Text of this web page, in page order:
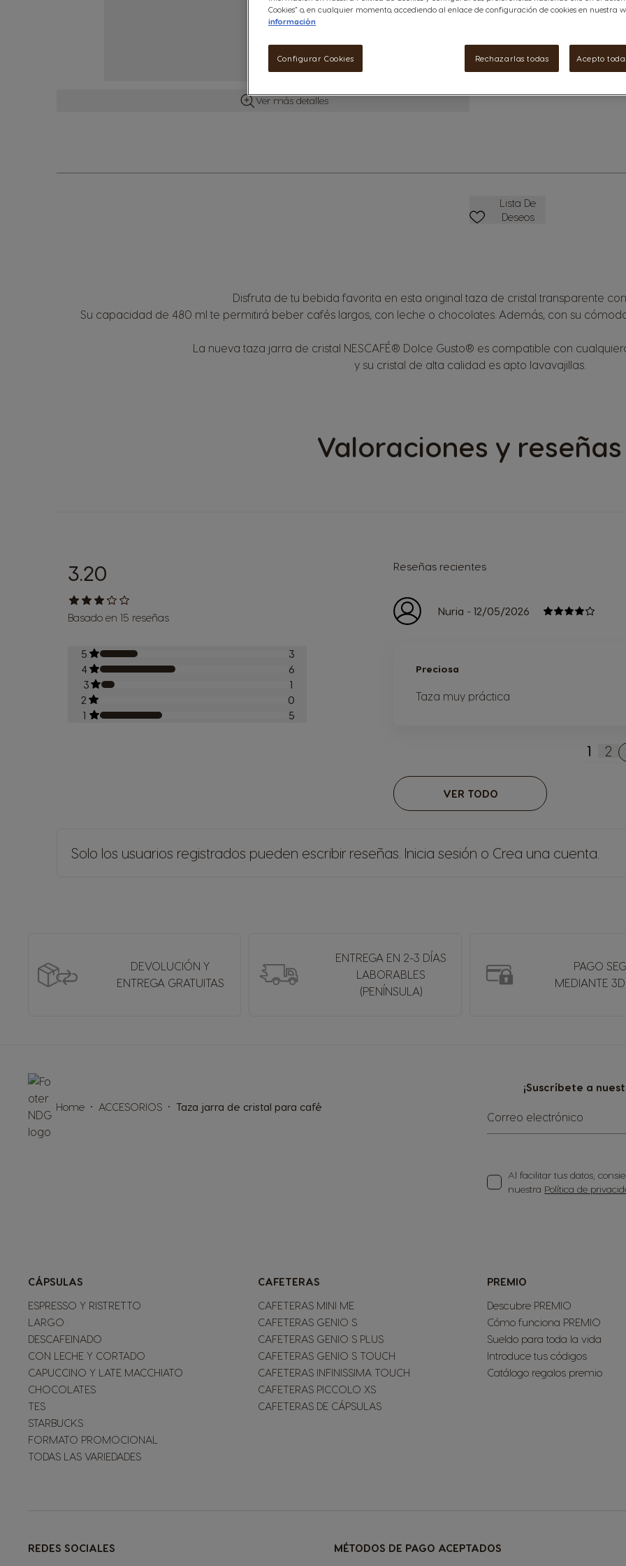
Ver más detalles
Lista De Deseos
Lista De
Deseos
Disfruta de tu bebida favorita en esta original taza de cristal transparente
Su capacidad de 480 ml te permitirá beber cafés largos, con leche o chocolates. Además, con su
La nueva taza jarra de cristal NESCAFÉ® Dolce Gusto® es compatible con
y su cristal de alta calidad es apto lavavajillas.
Valoraciones y reseñas
3.20
Basado en 15 reseñas
5
3
4
6
3
1
2
0
1
5
Reseñas recientes
Nuria - 12/05/2026
Preciosa
Taza muy práctica
1 2
VER TODO
Solo los usuarios registrados pueden escribir reseñas. Inicia sesión o Crea una cuenta
DEVOLUCIÓN Y
ENTREGA GRATUITAS
ENTREGA EN 2-3 DÍAS
LABORABLES
(PENÍNSULA)
PAGO
MEDIANTE
¡Suscríbete a
Correo electrónico
Al facilitar tus datos,
nuestra Política de
Home ACCESORIOS Taza jarra de cristal para café
CÁPSULAS
ESPRESSO Y RISTRETTO
LARGO
DESCAFEINADO
CON LECHE Y CORTADO
CAPUCCINO Y LATE MACCHIATO
CHOCOLATES
TES
STARBUCKS
FORMATO PROMOCIONAL
TODAS LAS VARIEDADES
CAFETERAS
CAFETERAS MINI ME
CAFETERAS GENIO S
CAFETERAS GENIO S PLUS
CAFETERAS GENIO S TOUCH
CAFETERAS INFINISSIMA TOUCH
CAFETERAS PICCOLO XS
CAFETERAS DE CÁPSULAS
PREMIO
Descubre PREMIO
Cómo funciona PREMIO
Sueldo para toda la vida
Introduce tus códigos
Catálogo regalos premio
REDES SOCIALES MÉTODOS DE PAGO ACEPTADOS
Cookies” o, en cualquier momento, accediendo al enlace de configuración de cookies en nuestra
información
Configurar Cookies Rechazarlas todas Acepto